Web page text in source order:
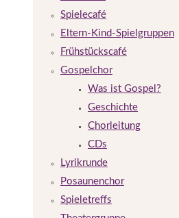
Spielecafé
Eltern-Kind-Spielgruppen
Frühstückscafé
Gospelchor
Was ist Gospel?
Geschichte
Chorleitung
CDs
Lyrikrunde
Posaunenchor
Spieletreffs